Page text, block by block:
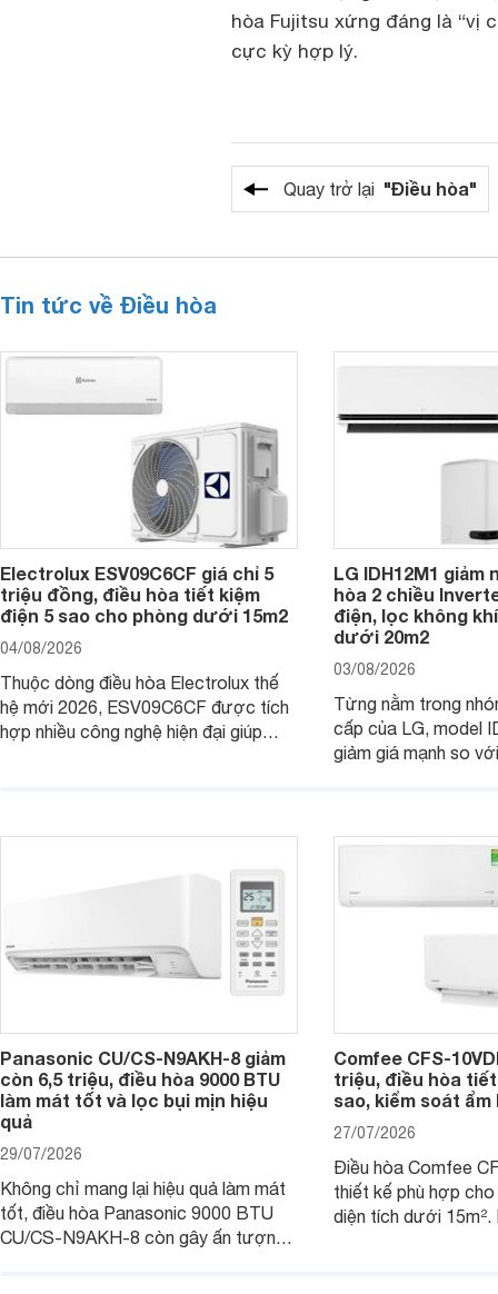
hòa Fujitsu xứng đáng là “vị
cực kỳ hợp lý.
Quay trở lại "Điều hòa"
Tin tức về Điều hòa
Electrolux ESV09C6CF giá chỉ 5
triệu đồng, điều hòa tiết kiệm
điện 5 sao cho phòng dưới 15m2
04/08/2026
Thuộc dòng điều hòa Electrolux thế
hệ mới 2026, ESV09C6CF được tích
hợp nhiều công nghệ hiện đại giúp
LG IDH12M1 giảm
hòa 2 chiều
điện, lọc không
dưới 20m2
03/08/2026
Từng nằm trong
cấp của LG, model
giảm giá mạnh so
đại.
Panasonic CU/CS-N9AKH-8 giảm
còn 6,5 triệu, điều hòa 9000 BTU
làm mát tốt và lọc bụi mịn hiệu
quả
29/07/2026
Không chỉ mang lại hiệu quả làm mát
tốt, điều hòa Panasonic 9000 BTU
CU/CS-N9AKH-8 còn gây ấn tượng
Comfee CFS-
triệu, điều hòa
sao, kiểm soát ẩm
27/07/2026
Điều hòa Comfee
thiết kế phù hợp
diện tích dưới